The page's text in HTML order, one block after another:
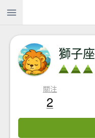
獅子座
關注
2